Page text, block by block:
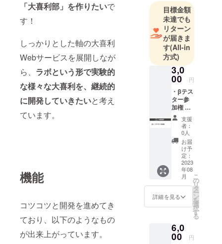
「大喜利部」を作りたいで
す！
しっかりとした軸の大喜利
Webサービスを展開しなが
ら、 ラボという形で実験的
な様々な大喜利を、継続的
に開発していきたいと考え
ています。
機能
コツコツと開発を進めてき
ており、以下のようなもの
が出来上がっています。
目標金額
未達でも
リターン
が届きま
す(All-in
方式)
3,0
00 円
・βテス
ター参
加権 ※
詳細に
ついて
は本文
の「リ
ターン
につい
て」を
ご参照
くださ
い
支援
者：
0人
お届
け予
定：
2023
年08
月
詳細を見る
こ
の
リ
タ
ー
ン
を
選
択
す
る
6,0
00 円